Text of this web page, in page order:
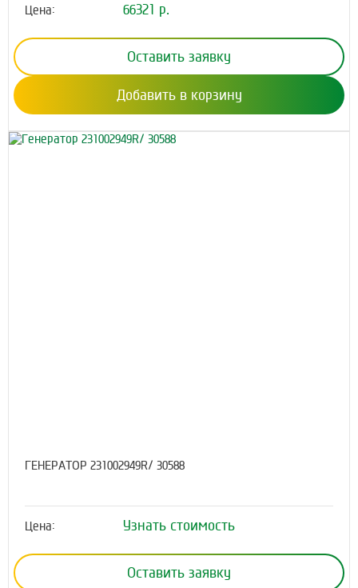
Цена: 66321 р.
Оставить заявку
Добавить в корзину
ГЕНЕРАТОР 231002949R/ 30588
Цена: Узнать стоимость
Оставить заявку